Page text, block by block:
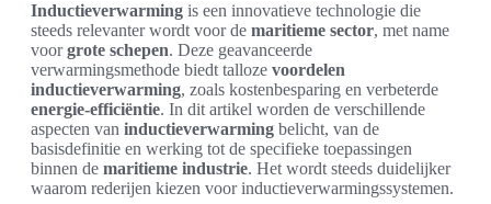
Inductieverwarming is een innovatieve technologie die
steeds relevanter wordt voor de maritieme sector, met name
voorgrote schepen. Deze geavanceerde
verwarmingsmethode biedt talloze voordelen
inductieverwarming, zoals kostenbesparing en verbeterde
energie-efficiëntie. In dit artikel worden de verschillende
aspecten van inductieverwarming belicht, van de
basisdefinitie en werking tot de specifieke toepassingen
binnen de maritieme industrie. Het wordt steeds duidelijker
waarom rederijen kiezen voor inductieverwarmingssystemen.